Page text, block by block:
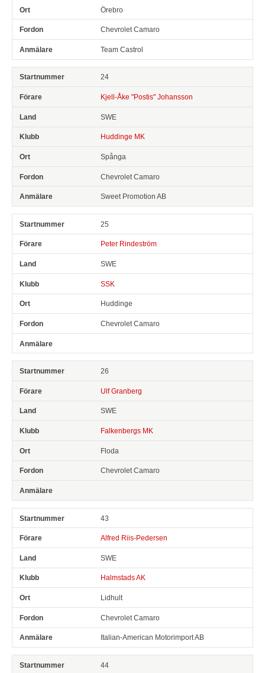
Örebro
Chevrolet Camaro
Team Castrol
24
Kjell-Åke "Postis" Johansson
SWE
Huddinge MK
Spånga
Chevrolet Camaro
Sweet Promotion AB
25
Peter Rindeström
SWE
SSK
Huddinge
Chevrolet Camaro
26
Ulf Granberg
SWE
Falkenbergs MK
Floda
Chevrolet Camaro
43
Alfred Riis-Pedersen
SWE
Halmstads AK
Lidhult
Chevrolet Camaro
Italian-American Motorimport AB
44